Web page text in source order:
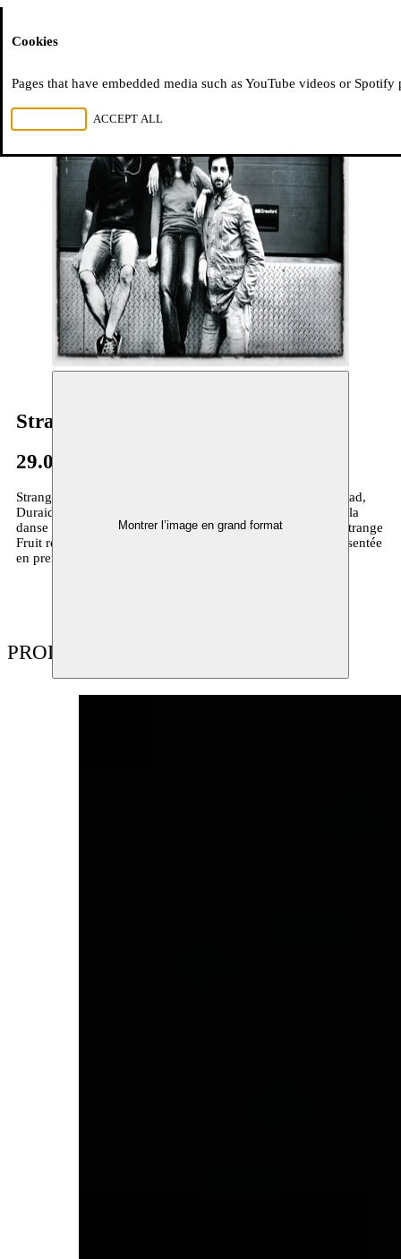
Montrer l’image en grand format
Strange Fruit
29.07–25.09.2013
Strange Fruit est la jeune compagnie autour d’Amar Al Bojrad,
Duraid Abbas et Sarah Eisa, qui explore les frontières entre la
danse et le théâtre. Avec le compositeur Guy Van Nueten, Strange
Fruit réalise la production
, qui est présentée
en première le 26 septembre 2013 au CC Berchem.
PRODUCTIONS
Cookies
Pages that have embedded media such as YouTube videos or
ACCEPT ALL